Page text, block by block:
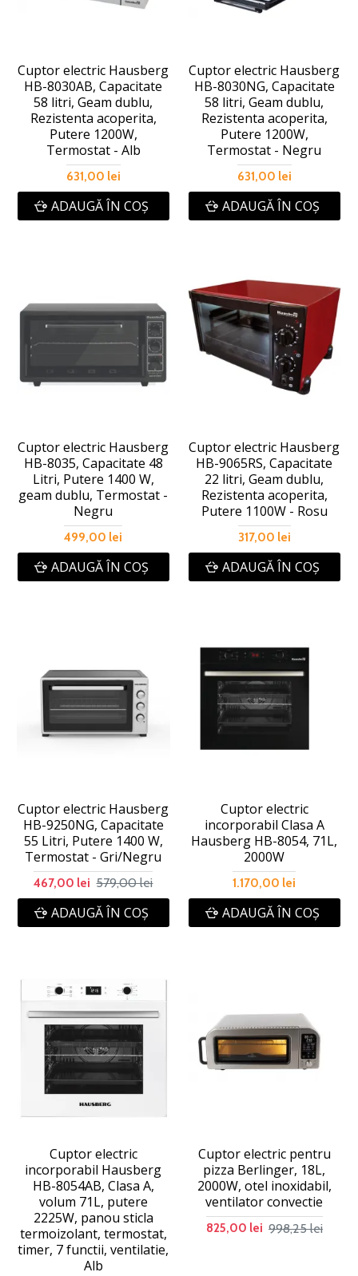
Cuptor electric Hausberg
HB-8030AB, Capacitate
58 litri, Geam dublu,
Rezistenta acoperita,
Putere 1200W,
Termostat - Alb
631,00 lei
ADAUGĂ ÎN COŞ
Cuptor electric Hausberg
HB-8030NG, Capacitate
58 litri, Geam dublu,
Rezistenta acoperita,
Putere 1200W,
Termostat - Negru
631,00 lei
ADAUGĂ ÎN COŞ
Cuptor electric Hausberg
HB-8035, Capacitate 48
Litri, Putere 1400 W,
geam dublu, Termostat -
Negru
499,00 lei
ADAUGĂ ÎN COŞ
Cuptor electric Hausberg
HB-9065RS, Capacitate
22 litri, Geam dublu,
Rezistenta acoperita,
Putere 1100W - Rosu
317,00 lei
ADAUGĂ ÎN COŞ
Cuptor electric Hausberg
HB-9250NG, Capacitate
55 Litri, Putere 1400 W,
Termostat - Gri/Negru
467,00 lei 579,00 lei
ADAUGĂ ÎN COŞ
Cuptor electric
incorporabil Clasa A
Hausberg HB-8054, 71L,
2000W
1.170,00 lei
ADAUGĂ ÎN COŞ
Cuptor electric
incorporabil Hausberg
HB-8054AB, Clasa A,
volum 71L, putere
2225W, panou sticla
termoizolant, termostat,
timer, 7 functii, ventilatie,
Alb
Cuptor electric pentru
pizza Berlinger, 18L,
2000W, otel inoxidabil,
ventilator convectie
825,00 lei 998,25 lei